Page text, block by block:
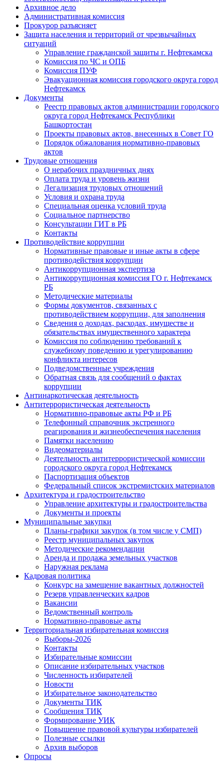
Архивное дело
Административная комиссия
Прокурор разъясняет
Защита населения и территорий от чрезвычайных
ситуаций
Управление гражданской защиты г. Нефтекамска
Комиссия по ЧС и ОПБ
Комиссия ПУФ
Эвакуационная комиссия городского округа город
Нефтекамск
Документы
Реестр правовых актов администрации городского
округа город Нефтекамск Республики
Башкортостан
Проекты правовых актов, внесенных в Совет ГО
Порядок обжалования нормативно-правовых
актов
Трудовые отношения
О нерабочих праздничных днях
Оплата труда и уровень жизни
Легализация трудовых отношений
Условия и охрана труда
Специальная оценка условий труда
Социальное партнерство
Консультации ГИТ в РБ
Контакты
Противодействие коррупции
Нормативные правовые и иные акты в сфере
противодействия коррупции
Антикоррупционная экспертиза
Антикоррупционная комиссия ГО г. Нефтекамск
РБ
Методические материалы
Формы документов, связанных с
противодействием коррупции, для заполнения
Сведения о доходах, расходах, имуществе и
обязательствах имущественного характера
Комиссия по соблюдению требований к
служебному поведению и урегулированию
конфликта интересов
Подведомственные учреждения
Обратная связь для сообщений о фактах
коррупции
Антинаркотическая деятельность
Антитеррористическая деятельность
Нормативно-правовые акты РФ и РБ
Телефонный справочник экстренного
реагирования и жизнеобеспечения населения
Памятки населению
Видеоматериалы
Деятельность антитеррористической комиссии
городского округа город Нефтекамск
Паспортизация объектов
Федеральный список экстремистских материалов
Архитектура и градостроительство
Управление архитектуры и градостроительства
Документы и проекты
Муниципальные закупки
Планы-графики закупок (в том числе у СМП)
Реестр муниципальных закупок
Методические рекомендации
Аренда и продажа земельных участков
Наружная реклама
Кадровая политика
Конкурс на замещение вакантных должностей
Резерв управленческих кадров
Вакансии
Ведомственный контроль
Нормативно-правовые акты
Территориальная избирательная комиссия
Выборы-2026
Контакты
Избирательные комиссии
Описание избирательных участков
Численность избирателей
Новости
Избирательное законодательство
Документы ТИК
Сообщения ТИК
Формирование УИК
Повышение правовой культуры избирателей
Полезные ссылки
Архив выборов
Опросы